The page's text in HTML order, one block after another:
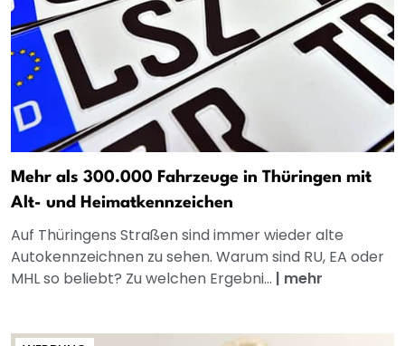
Mehr als 300.000 Fahrzeuge in Thüringen mit
Alt- und Heimatkennzeichen
Auf Thüringens Straßen sind immer wieder alte
Autokennzeichnen zu sehen. Warum sind RU, EA oder
MHL so beliebt? Zu welchen Ergebni... | mehr